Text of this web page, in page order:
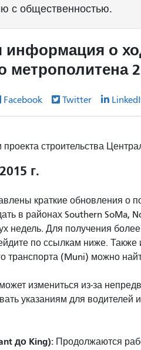
с общественностью.
о
метрополитена
Facebook Twitter
проекта строительства
г.
краткие обновления о
в районах Southern SoMa,
недель. Для получения
по ссылкам ниже.
транспорта (Muni) можно
измениться из-за
указаниям для
до King): Продолжаются